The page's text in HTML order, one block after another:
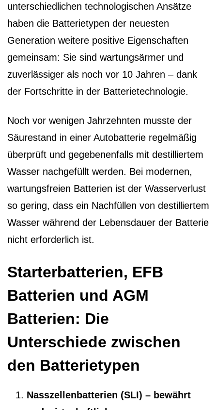
unterschiedlichen technologischen Ansätze
haben die Batterietypen der neuesten
Generation weitere positive Eigenschaften
gemeinsam: Sie sind wartungsärmer und
zuverlässiger als noch vor 10 Jahren – dank
der Fortschritte in der Batterietechnologie.
Noch vor wenigen Jahrzehnten musste der
Säurestand in einer Autobatterie regelmäßig
überprüft und gegebenenfalls mit destilliertem
Wasser nachgefüllt werden. Bei modernen,
wartungsfreien Batterien ist der Wasserverlust
so gering, dass ein Nachfüllen von destilliertem
Wasser während der Lebensdauer der Batterie
nicht erforderlich ist.
Starterbatterien, EFB
Batterien und AGM
Batterien: Die
Unterschiede zwischen
den Batterietypen
Nasszellenbatterien (SLI) – bewährt